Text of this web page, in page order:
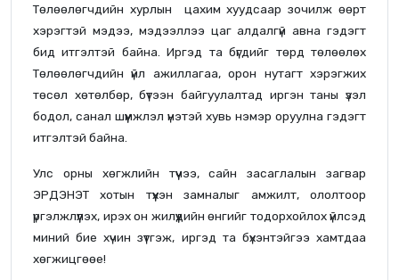
Төлөөлөгчдийн хурлын цахим хуудсаар зочилж өөрт
хэрэгтэй мэдээ, мэдээллээ цаг алдалгүй авна гэдэгт
бид итгэлтэй байна. Иргэд та бүгдийг төрд төлөөлөх
Төлөөлөгчдийн үйл ажиллагаа, орон нутагт хэрэгжих
төсөл хөтөлбөр, бүтээн байгуулалтад иргэн таны үзэл
бодол, санал шүүмжлэл үнэтэй хувь нэмэр оруулна гэдэгт
итгэлтэй байна.
Улс орны хөгжлийн түүчээ, сайн засаглалын загвар
ЭРДЭНЭТ хотын түүхэн замналыг амжилт, ололтоор
үргэлжлүүлэх, ирэх он жилүүдийн өнгийг тодорхойлох үйлсэд
миний бие хүчин зүтгэж, иргэд та бүхэнтэйгээ хамтдаа
хөгжицгөөе!